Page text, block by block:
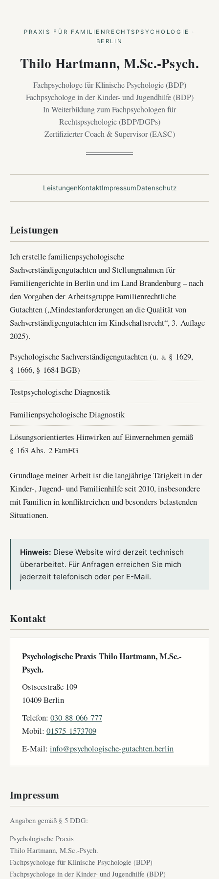
PRAXIS FÜR FAMILIENRECHTSPSYCHOLOGIE ·
BERLIN
Thilo Hartmann, M.Sc.-Psych.
Fachpsychologe für Klinische Psychologie (BDP)
Fachpsychologe in der Kinder- und Jugendhilfe (BDP)
In Weiterbildung zum Fachpsychologen für
Rechtspsychologie (BDP/DGPs)
Zertifizierter Coach & Supervisor (EASC)
LeistungenKontaktImpressumDatenschutz
Leistungen
Ich erstelle familienpsychologische
Sachverständigengutachten und Stellungnahmen für
Familiengerichte in Berlin und im Land Brandenburg – nach
den Vorgaben der Arbeitsgruppe Familienrechtliche
Gutachten („Mindestanforderungen an die Qualität von
Sachverständigengutachten im Kindschaftsrecht“, 3. Auflage
2025).
Psychologische Sachverständigengutachten (u. a. § 1629,
§ 1666, § 1684 BGB)
Testpsychologische Diagnostik
Familienpsychologische Diagnostik
Lösungsorientiertes Hinwirken auf Einvernehmen gemäß
§ 163 Abs. 2 FamFG
Grundlage meiner Arbeit ist die langjährige Tätigkeit in der
Kinder-, Jugend- und Familienhilfe seit 2010, insbesondere
mit Familien in konfliktreichen und besonders belastenden
Situationen.
Hinweis: Diese Website wird derzeit technisch
überarbeitet. Für Anfragen erreichen Sie mich
jederzeit telefonisch oder per E-Mail.
Kontakt
Psychologische Praxis Thilo Hartmann, M.Sc.-
Psych.
Ostseestraße 109
10409 Berlin
Telefon: 030 88 066 777
Mobil: 01575 1573709
E-Mail: info@psychologische-gutachten.berlin
Impressum
Angaben gemäß § 5 DDG:
Psychologische Praxis
Thilo Hartmann, M.Sc.-Psych.
Fachpsychologe für Klinische Psychologie (BDP)
Fachpsychologe in der Kinder- und Jugendhilfe (BDP)